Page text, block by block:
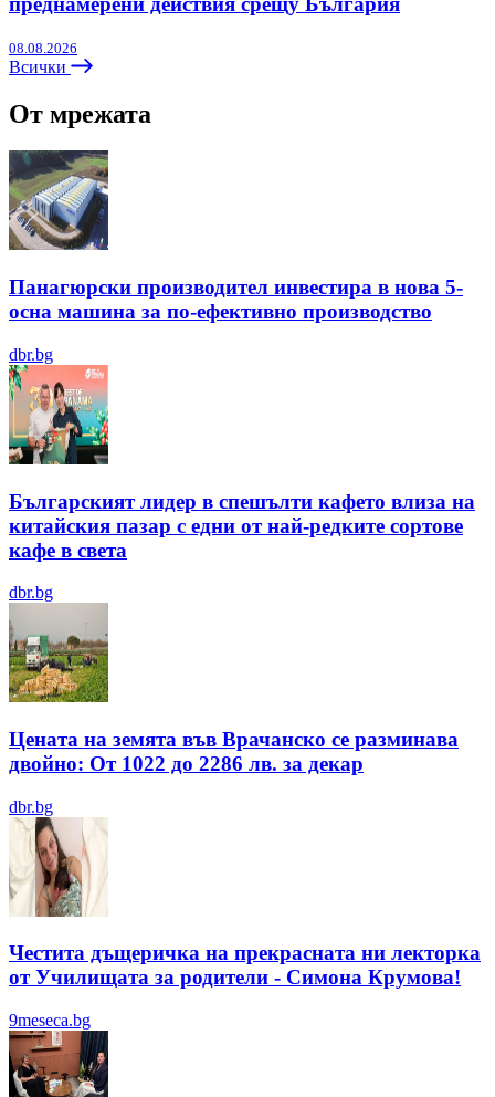
08.08.2026
Всички
От мрежата
Панагюрски производител инвестира в нова 5-
осна машина за по-ефективно производство
dbr.bg
Българският лидер в спешълти кафето влиза на
китайския пазар с едни от най-редките сортове
кафе в света
dbr.bg
Цената на земята във Врачанско се разминава
двойно: От 1022 до 2286 лв. за декар
dbr.bg
Честита дъщеричка на прекрасната ни лекторка
от Училищата за родители - Симона Крумова!
9meseca.bg